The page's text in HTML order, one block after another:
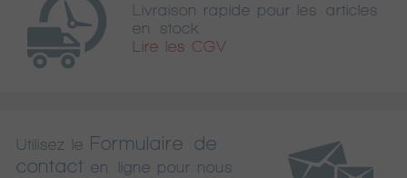
Livraison rapide pour les articles
en stock
Lire les CGV
Utilisez le Formulaire de
contact en ligne pour nous